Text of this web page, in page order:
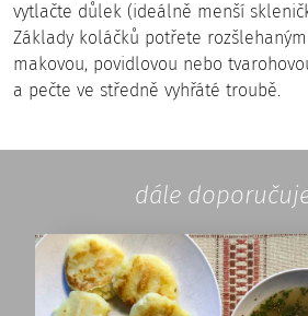
vytlačte důlek (ideálně menší
Základy koláčků potřete
makovou, povidlovou nebo
a pečte ve středně vyhřáté troubě.
dále